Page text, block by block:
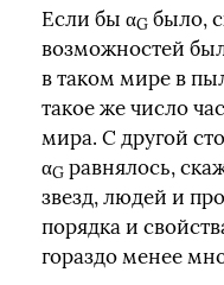
Если бы αG было,
возможностей
в таком мире в
такое же число
мира. С другой
αG равнялось,
звезд, людей и
порядка и
гораздо менее